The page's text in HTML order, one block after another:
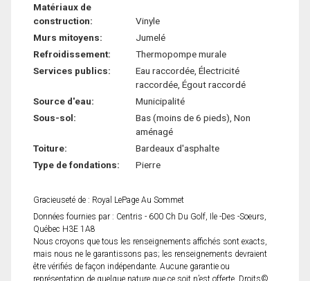
Matériaux de
construction:
Vinyle
Murs mitoyens:
Jumelé
Refroidissement:
Thermopompe murale
Services publics:
Eau raccordée, Électricité
raccordée, Égout raccordé
Source d'eau:
Municipalité
Sous-sol:
Bas (moins de 6 pieds), Non
aménagé
Toiture:
Bardeaux d'asphalte
Type de fondations:
Pierre
Gracieuseté de : Royal LePage Au Sommet
Données fournies par : Centris - 600 Ch Du Golf, Ile -Des -Soeurs,
Québec H3E 1A8
Nous croyons que tous les renseignements affichés sont exacts,
mais nous ne le garantissons pas; les renseignements devraient
être vérifiés de façon indépendante. Aucune garantie ou
représentation de quelque nature que ce soit n’est offerte. Droits©